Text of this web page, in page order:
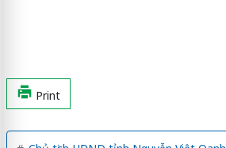
Print